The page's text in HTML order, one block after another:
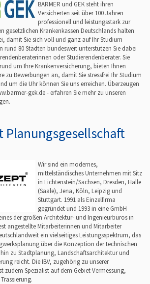
BARMER und GEK steht ihren
Versicherten seit über 100 Jahren
professionell und leistungsstark zur
gesetzlichen Krankenkassen Deutschlands halten
damit Sie sich voll und ganz auf Ihr Studium
rund 80 Städten bundesweit unterstützen Sie dabei
oder Studierendenberater. Sie
um Ihre Krankenversicherung, bieten Ihnen
zu Bewerbungen an, damit Sie stressfrei Ihr Studium
um die Uhr können Sie uns erreichen. Überzeugen
gek.de - erfahren Sie mehr zu unseren
Planungsgesellschaft
Wir sind ein modernes,
mittelständisches Unternehmen mit Sitz
in Lichtenstein/Sachsen, Dresden, Halle
(Saale), Jena, Köln, Leipzig und
Stuttgart. 1991 als Einzelfirma
gegründet und 1993 in eine GmbH
der großen Architektur- und Ingenieurbüros in
angestellte Mitarbeiterinnen und Mitarbeiter
ein vielseitiges Leistungsspektrum, das
über die Konzeption der technischen
zu Stadtplanung, Landschaftsarchitektur und
reicht. Die IBV, zugehörig zu unserer
zudem Spezialist auf dem Gebiet Vermessung,